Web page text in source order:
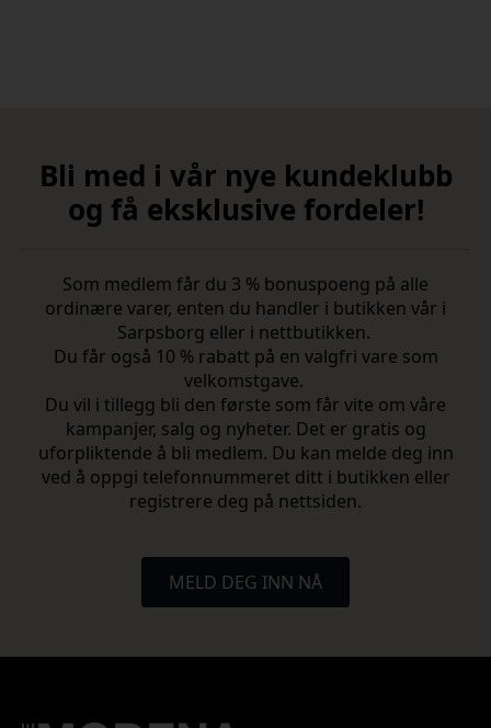
Bli med i vår nye kundeklubb
og få eksklusive fordeler!
Som medlem får du 3 % bonuspoeng på alle
ordinære varer, enten du handler i butikken vår i
Sarpsborg eller i nettbutikken.
Du får også 10 % rabatt på en valgfri vare som
velkomstgave.
Du vil i tillegg bli den første som får vite om våre
kampanjer, salg og nyheter. Det er gratis og
uforpliktende å bli medlem. Du kan melde deg inn
ved å oppgi telefonnummeret ditt i butikken eller
registrere deg på nettsiden.
MELD DEG INN NÅ